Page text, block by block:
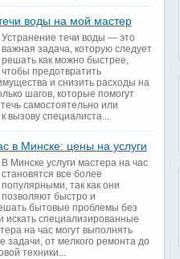
воды на мой мастер
Устранение течи воды — это
важная задача, которую следует
решать как можно быстрее,
чтобы предотвратить
и снизить расходы на
шагов, которые помогут
самостоятельно или
вызову специалиста...
в Минске: цены на услуги
В Минске услуги мастера на час
становятся все более
популярными, так как они
позволяют быстро и
бытовые проблемы без
искать специализированные
на час могут выполнять
задачи, от мелкого ремонта до
техники...